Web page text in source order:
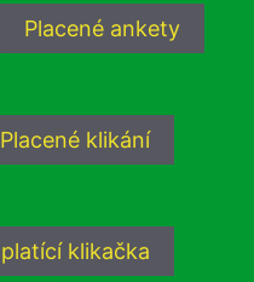
Placené ankety
Placené klikání
platící klikačka